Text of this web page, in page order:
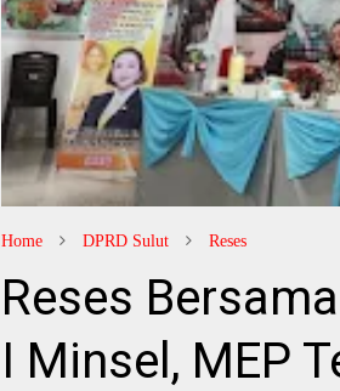
Home DPRD Sulut Reses
Reses
I Minsel, MEP